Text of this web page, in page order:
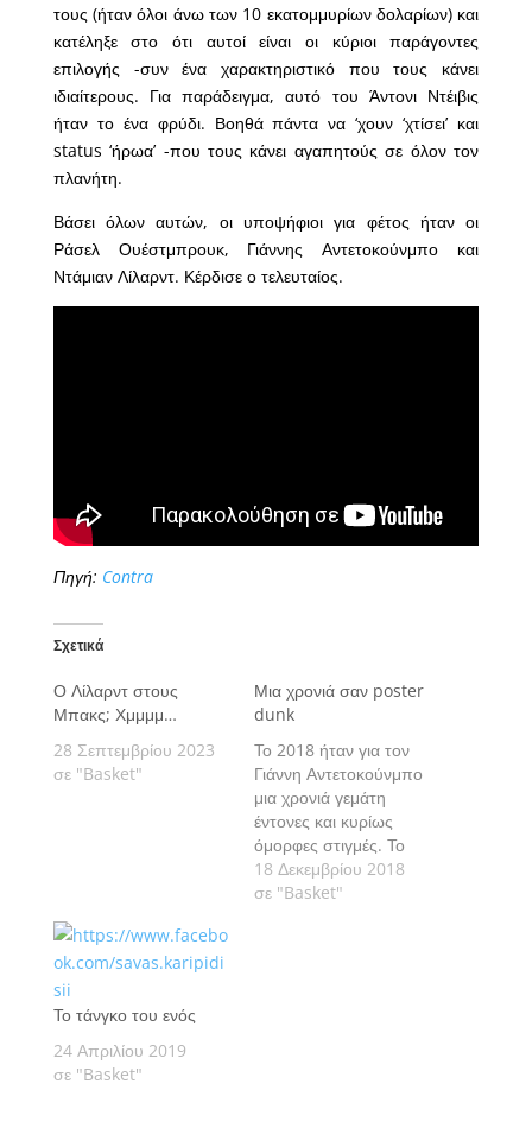
τους (ήταν όλοι άνω των 10 εκατομμυρίων δολαρίων) και
κατέληξε στο ότι αυτοί είναι οι κύριοι παράγοντες
επιλογής -συν ένα χαρακτηριστικό που τους κάνει
ιδιαίτερους. Για παράδειγμα, αυτό του Άντονι Ντέιβις
ήταν το ένα φρύδι. Βοηθά πάντα να ‘χουν ‘χτίσει’ και
status ‘ήρωα’ -που τους κάνει αγαπητούς σε όλον τον
πλανήτη.
Βάσει όλων αυτών, οι υποψήφιοι για φέτος ήταν οι
Ράσελ Ουέστμπρουκ, Γιάννης Αντετοκούνμπο και
Ντάμιαν Λίλαρντ. Κέρδισε ο τελευταίος.
Πηγή: Contra
Σχετικά
Ο Λίλαρντ στους
Μπακς; Χμμμμ…
28 Σεπτεμβρίου 2023
σε "Basket"
Μια χρονιά σαν poster
dunk
Το 2018 ήταν για τον
Γιάννη Αντετοκούνμπο
μια χρονιά γεμάτη
έντονες και κυρίως
όμορφες στιγμές. Το
Sport24.gr θυμάται τις
σημαντικότερες και
18 Δεκεμβρίου 2018
σε "Basket"
Το τάνγκο του ενός
24 Απριλίου 2019
σε "Basket"